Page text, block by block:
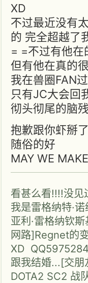
XD
不过最近没有
的 完全超越了
= =不过有他在
但有他在真的
我在兽圈FAN
只有JC大会回
彻头彻尾的脑
抱歉跟你虾掰
随俗的好
MAY WE
看甚么看!!!!没见
我是雷格纳特·
亚利·雷格纳钦
网路]Regnet的
XD
跟我结婚...[交
DOTA2 SC2 战